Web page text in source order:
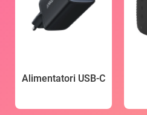
Alimentatori USB-C